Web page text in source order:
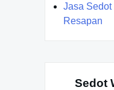
Jasa
Resapan
Sedot